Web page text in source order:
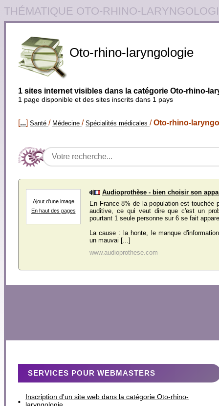
THÉMATIQUE OTO-RHINO-
Oto-rhino-laryngologie
1 sites internet visibles dans la catégorie Oto-rhino-
1 page disponible et des sites inscrits dans 1 pays
[...] Santé / Médecine / Spécialités médicales /Oto-rhino-
Ajout d'une image
En haut des pages
Audioprothèse - bien choisir son
En France 8% de la population est touchée
auditive, ce qui veut dire que c'est un
pourtant 1 seule personne sur 6 se fait
La cause : la honte, le manque
un mauvai [...]
www.audioprothese.com
SERVICES POUR WEBMASTERS
Inscription d'un site web dans la catégorie Oto-rhino-